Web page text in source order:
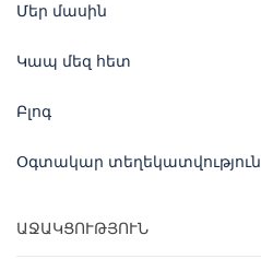
Մեր մասին
Կապ մեզ հետ
Բլոգ
Օգտակար տեղեկատվություն
ԱՋԱԿՑՈՒԹՅՈՒՆ